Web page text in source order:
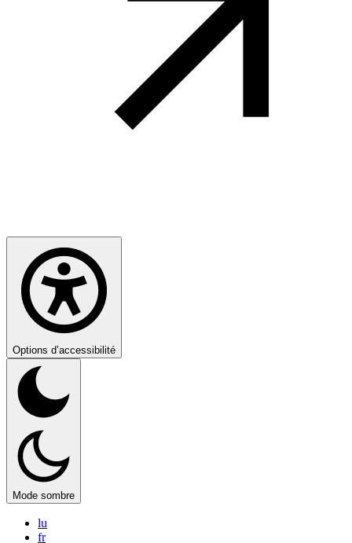
Options d’accessibilité
Mode sombre
lu
fr